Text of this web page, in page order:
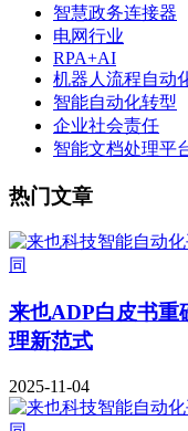
智慧政务连接器
电网行业
RPA+AI
机器人流程自动
智能自动化转型
企业社会责任
智能文档处理平
热门文章
来也ADP白皮书重
理新范式
2025-11-04